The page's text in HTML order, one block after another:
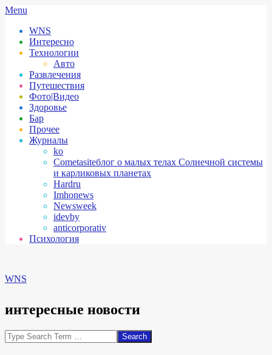
Skip
content
Secondary
Menu
Menu
WNS
Интересно
Технологии
Авто
Развлечения
Путешествия
Фото|Видео
Здоровье
Бар
Прочее
Журналы
ko
Cometasiteблог о малых телах Солнечной системы
и карликовых планетах
Hardru
Imhonews
Newsweek
idevby
anticorporativ
Психология
WNS
интересные новости
Search